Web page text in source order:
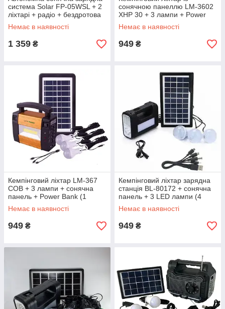
система Solar FP-05WSL + 2
ліхтарі + радіо + бездротова
зарядка
Немає в наявності
1 359 ₴
сонячною панеллю LM-3602
XHP 30 + 3 лампи + Power
Bank (2 режими)
Немає в наявності
949 ₴
Кемпінговий ліхтар LM-367
COB + 3 лампи + сонячна
панель + Power Bank (1
режим)
Немає в наявності
949 ₴
Кемпінговий ліхтар зарядна
станція BL-80172 + сонячна
панель + 3 LED лампи (4
режими)
Немає в наявності
949 ₴